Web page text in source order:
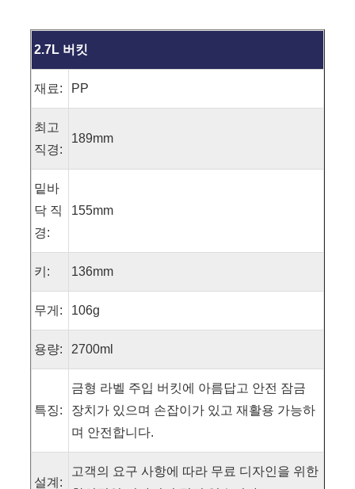
2.7L 버킷
재료: PP
최고
직경:
189mm
밑바
닥 직
경:
155mm
키: 136mm
무게: 106g
용량: 2700ml
특징:
금형 라벨 주입 버킷에 아름답고 안전 잠금
장치가 있으며 손잡이가 있고 재활용 가능하
며 안전합니다.
설계:
고객의 요구 사항에 따라 무료 디자인을 위한